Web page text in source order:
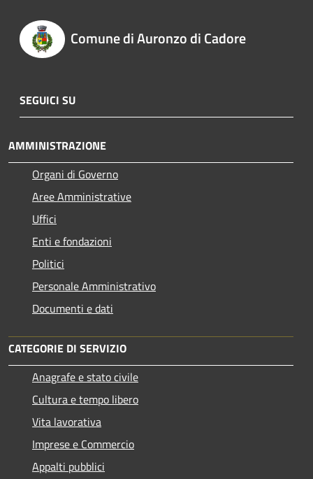
Comune di Auronzo di Cadore
SEGUICI SU
AMMINISTRAZIONE
Organi di Governo
Aree Amministrative
Uffici
Enti e fondazioni
Politici
Personale Amministrativo
Documenti e dati
CATEGORIE DI SERVIZIO
Anagrafe e stato civile
Cultura e tempo libero
Vita lavorativa
Imprese e Commercio
Appalti pubblici